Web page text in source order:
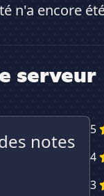
n'a encore
serveur
notes
5
4
3